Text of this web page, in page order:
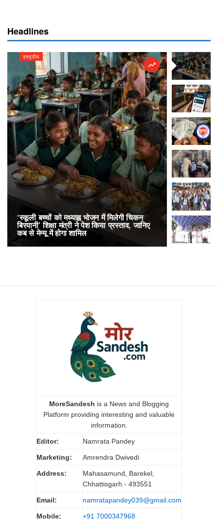
Headlines
राष्ट्रीय
‘स्कूली बच्चों को मध्याह्न भोजन में मिलेगी चिकन
बिरयानी’ शिक्षा मंत्री ने पेश किया प्रस्ताव, जानिए
कब से मेन्यू में होगा शामिल
राष्ट्रीय
RailOne
लोकप्रिय,
अनारक्षित
MoreSandesh is a News and Blogging
Platform providing interesting and valuable
information.
Editor: Namrata Pandey
Marketing: Amrendra Dwivedi
Address:
Mahasamund, Barekel,
Chhattisgarh - 493551
Email: namratapandey039@gmail.com
Mobile: +91 7000347968